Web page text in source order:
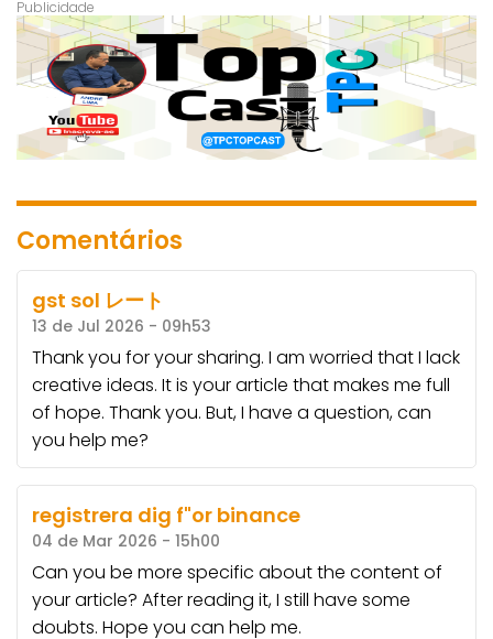
Comentários
gst sol レート
13 de Jul 2026 - 09h53
Thank you for your sharing. I am worried that I lack
creative ideas. It is your article that makes me full
of hope. Thank you. But, I have a question, can
you help me?
registrera dig f"or binance
04 de Mar 2026 - 15h00
Can you be more specific about the content of
your article? After reading it, I still have some
doubts. Hope you can help me.